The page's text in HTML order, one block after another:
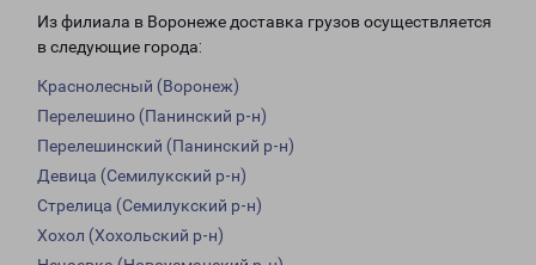
Из филиала в Воронеже доставка грузов осуществляется
в следующие города:
Краснолесный (Воронеж)
Перелешино (Панинский р-н)
Перелешинский (Панинский р-н)
Девица (Семилукский р-н)
Стрелица (Семилукский р-н)
Хохол (Хохольский р-н)